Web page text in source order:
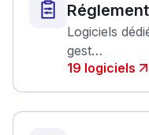
Logiciels
gest…
19 logiciels